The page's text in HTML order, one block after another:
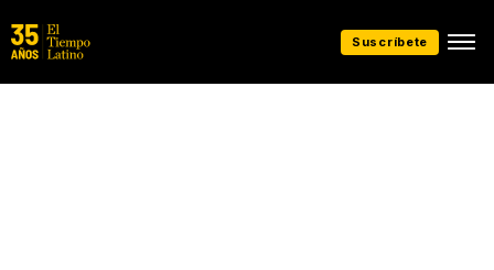
Suscríbete